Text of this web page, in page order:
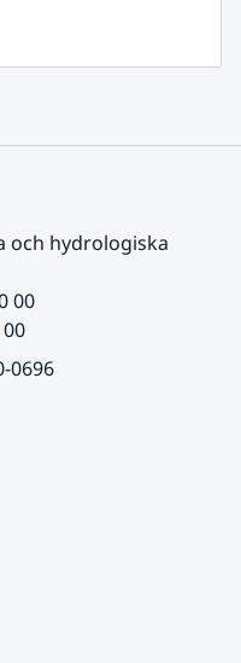
och hydrologiska
00
0696